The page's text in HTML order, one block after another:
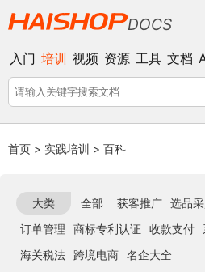
DOCS
入门 培训 视频 资源 工具 文档
首页 > 实践培训 > 百科
大类 全部 获客推广 选品
订单管理
商标专利认证 收款支付
海关税法 跨境电商 名企大全